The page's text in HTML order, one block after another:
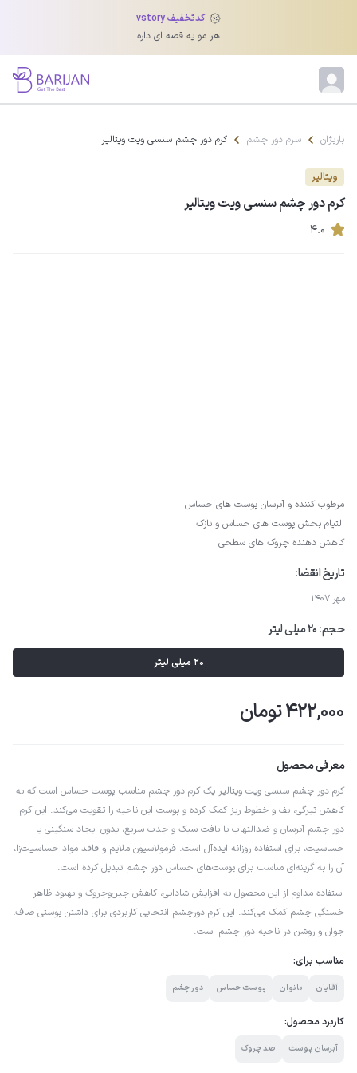
کدتخفیف vstory
هر مو یه قصه ای داره
باریژان سرم دور چشم کرم دور چشم سنسی ویت ویتالیر
ویتالیر
کرم دور چشم سنسی ویت ویتالیر
۴.۰
مرطوب کننده و آبرسان پوست های حساس
التیام بخش پوست های حساس و نازک
کاهش دهنده چروک های سطحی
تاریخ انقضا:
مهر 1407
حجم:20 میلی لیتر
20 میلی لیتر
422,000 تومان
معرفی محصول
کرم دور چشم سنسی ویت ویتالیر یک کرم دور چشم مناسب پوست حساس است که به
کاهش تیرگی، پف و خطوط ریز کمک کرده و پوست این ناحیه را تقویت می‌کند. این کرم
دور چشم آبرسان و ضدالتهاب با بافت سبک و جذب سریع، بدون ایجاد سنگینی یا
حساسیت، برای استفاده روزانه ایده‌آل است. فرمولاسیون ملایم و فاقد مواد حساسیت‌زا،
آن را به گزینه‌ای مناسب برای پوست‌های حساس دور چشم تبدیل کرده است.
استفاده مداوم از این محصول به افزایش شادابی، کاهش چین‌وچروک و بهبود ظاهر
خستگی چشم کمک می‌کند. این کرم دورچشم انتخابی کاربردی برای داشتن پوستی صاف،
جوان و روشن در ناحیه دور چشم است.
مناسب برای:
آقایان بانوان پوست حساس دور چشم
کاربرد محصول:
آبرسان پوست ضد چروک